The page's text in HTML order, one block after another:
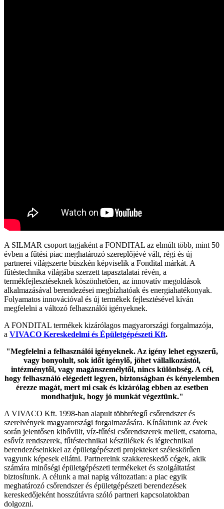
A SILMAR csoport tagjaként a FONDITAL az elmúlt több, mint 50
évben a fűtési piac meghatározó szereplőjévé vált, régi és új
partnerei világszerte büszkén képviselik a Fondital márkát. A
fűtéstechnika világába szerzett tapasztalatai révén, a
termékfejlesztéseknek köszönhetően, az innovatív megoldások
alkalmazásával berendezései megbízhatóak és energiahatékonyak.
Folyamatos innovációval és új termékek fejlesztésével kíván
megfelelni a változó felhasználói igényeknek.
A FONDITAL termékek kizárólagos magyarországi forgalmazója,
a VIVACO Kereskedelmi és Épületgépészeti Kft.
"Megfelelni a felhasználói igényeknek. Az igény lehet egyszerű,
vagy bonyolult, sok időt igénylő, jöhet vállalkozástól,
intézménytől, vagy magánszemélytől, nincs különbség. A cél,
hogy felhasználó elégedett legyen, biztonságban és kényelemben
érezze magát, mert mi csak és kizárólag ebben az esetben
mondhatjuk, hogy jó munkát végeztünk."
A VIVACO Kft. 1998-ban alapult többrétegű csőrendszer és
szerelvények magyarországi forgalmazására. Kínálatunk az évek
során jelentősen kibővült, víz-fűtési csőrendszerek mellett, csatorna,
esővíz rendszerek, fűtéstechnikai készülékek és légtechnikai
berendezéseinkkel az épületgépészeti projekteket széleskörűen
vagyunk képesek ellátni. Partnereink szakkereskedő cégek, akik
számára minőségi épületgépészeti termékeket és szolgáltatást
biztosítunk. A célunk a mai napig változatlan: a piac egyik
meghatározó csőrendszer és épületgépészeti berendezések
kereskedőjeként hosszútávra szóló partneri kapcsolatokban
dolgozni.